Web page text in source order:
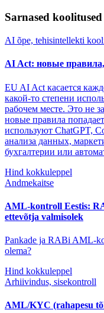
Sarnased koolitused
AI õpe, tehisintellekti
AI Act: новые правила,
EU AI Act касается
какой-то степени
рабочем месте. Это не
новые правила
используют ChatGPT,
анализа данных,
бухгалтерии или
Hind kokkuleppel
Andmekaitse
AML-kontroll Eestis:
ettevõtja valmisolek
Pankade ja RABi AML-
olema?
Hind kokkuleppel
Arhiivindus, sisekontroll
AML/KYC (rahapesu